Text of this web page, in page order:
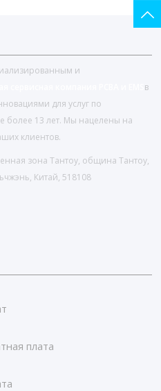
и
в
для услуг по
более 13 лет. Мы нацелены на
клиентов.
зона Тантоу, община Тантоу,
Китай, 518108
плата